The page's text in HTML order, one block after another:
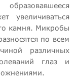
увеличиваться
камня. Микробы
по всем
различных
глаз и